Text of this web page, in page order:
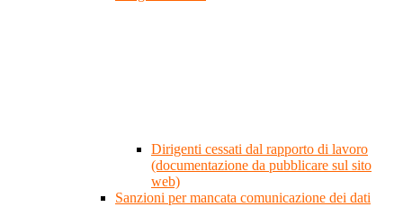
Dirigenti cessati dal rapporto di lavoro
(documentazione da pubblicare sul sito
web)
Sanzioni per mancata comunicazione dei dati